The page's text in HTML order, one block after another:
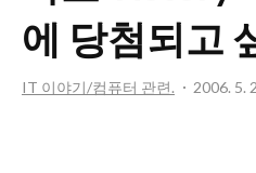
에 당첨되고
IT 이야기/컴퓨터 관련. 2006. 5.